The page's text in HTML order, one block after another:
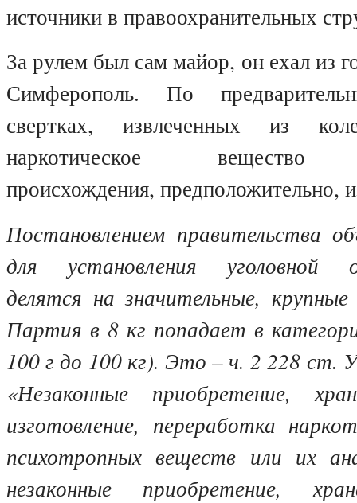
источники в правоохранительных
За рулем был сам майор, он ехал из
Симферополь. По
свертках, извлеченных из
наркотическое вещество
происхождения, предположительно,
Постановлением правительства
для установления уголовной
делятся на значительные,
Партия в 8 кг попадает в
100 г до 100 кг). Это – ч. 2 228 ст.
«Незаконные приобретение,
изготовление, переработка
психотропных веществ или их
незаконные приобретение,